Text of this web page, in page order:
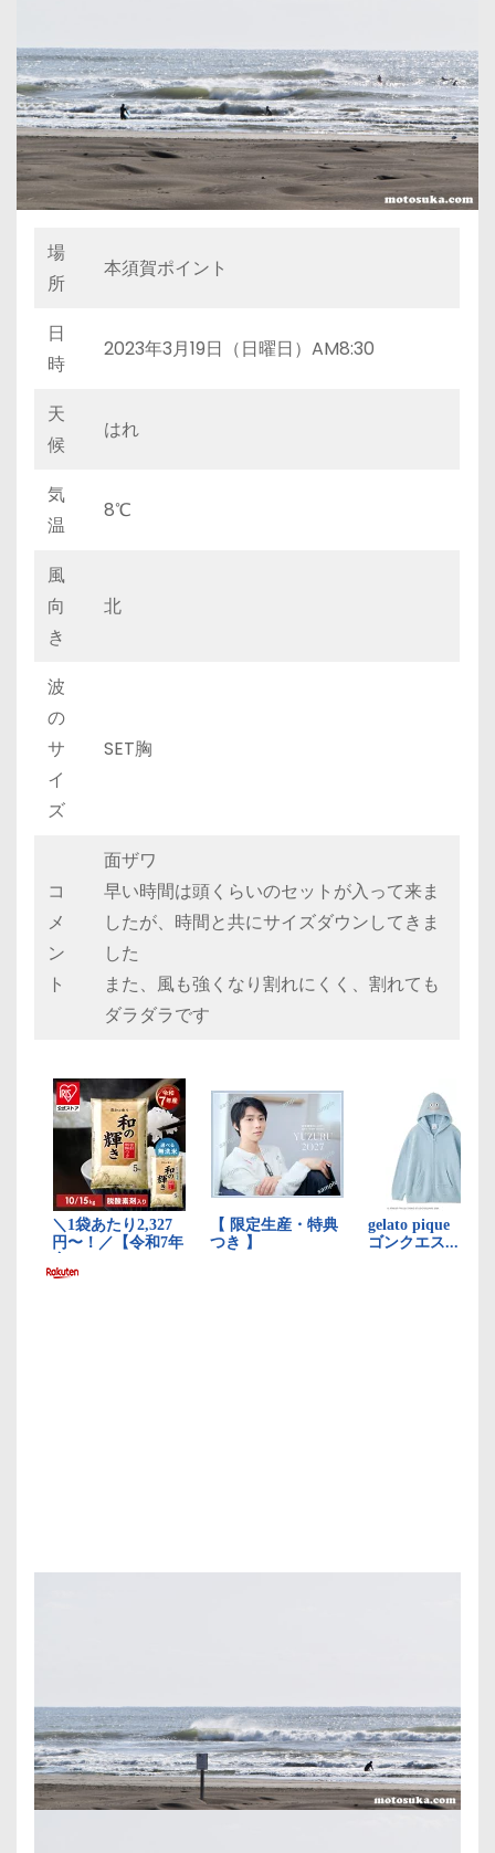
場
所
本須賀ポイント
日
時
2023年3月19日（日曜日）AM8:30
天
候
はれ
気
温
8℃
風
向
き
北
波
の
サ
イ
ズ
SET胸
コ
メ
ン
ト
面ザワ
早い時間は頭くらいのセットが入って来ま
したが、時間と共にサイズダウンしてきま
した
また、風も強くなり割れにくく、割れても
ダラダラです